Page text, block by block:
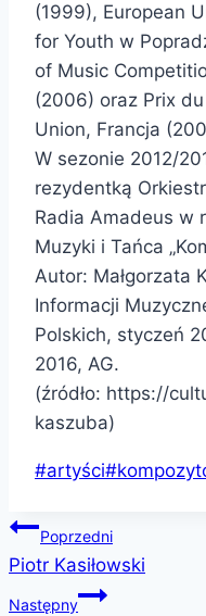
(1999), European
for Youth w
of Music
(2006) oraz Prix
Union, Francja
W sezonie 2012/
rezydentką
Radia Amadeus w
Muzyki i Tańca
Autor: Małgorzata
Informacji
Polskich, styczeń
2016, AG.
(źródło: https://
kaszuba)
Tagi
#artyści#
Nawigacja
wpisu
Poprzedni
Piotr Kasiłowski
Następny